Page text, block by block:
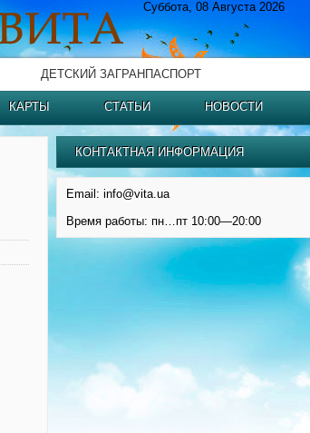
Суббота, 08 Августа 2026
ДЕТСКИЙ ЗАГРАНПАСПОРТ
КАРТЫ СТАТЬИ НОВОСТИ
КОНТАКТНАЯ ИНФОРМАЦИЯ
Email: info@vita.ua
Время работы: пн…пт 10:00—20:00